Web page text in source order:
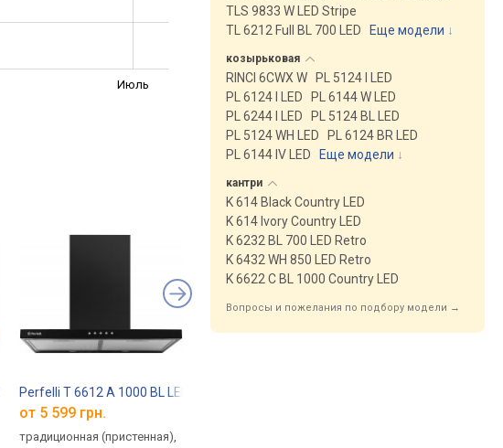
Июль
Perfelli T 6612 A 1000 BL LED
от 5 599 грн.
традиционная (пристенная),
TLS 9833 W LED Stripe
TL 6212 Full BL 700 LED
Еще модели ↓
козырьковая
RINCI 6CWX W
PL 5124 I LED
PL 6124 I LED
PL 6144 W LED
PL 6244 I LED
PL 5124 BL LED
PL 5124 WH LED
PL 6124 BR LED
PL 6144 IV LED
Еще модели ↓
кантри
K 614 Black Country LED
K 614 Ivory Country LED
K 6232 BL 700 LED Retro
K 6432 WH 850 LED Retro
K 6622 C BL 1000 Country LED
Вопросы и пожелания по подбору модели →